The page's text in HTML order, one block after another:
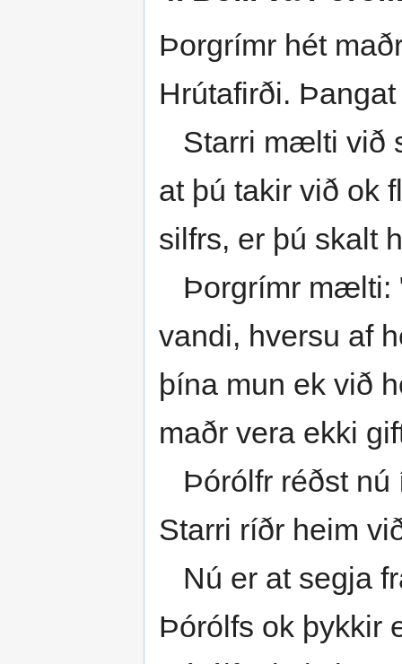
Þorgrímr hét
Hrútafirði.
Starri mælti við
at þú takir við ok
silfrs, er þú skalt
Þorgrímr mælti:
vandi, hversu af
þína mun ek við
maðr vera ekki
Þórólfr réðst nú
Starri ríðr heim
Nú er at segja
Þórólfs ok þykkir